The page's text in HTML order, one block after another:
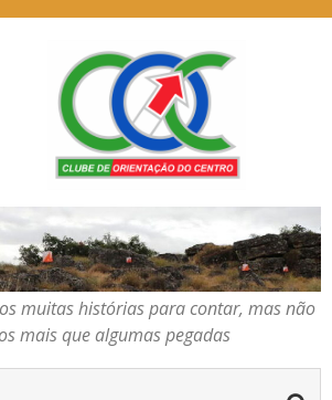
COC – CLUBE DE
ORIENTAÇÃO DO
CENTRO
Da floresta trazemos
muitas histórias para
contar, mas não deixamos
mais que algumas
pegadas
muitas histórias para contar, mas não
mais que algumas pegadas